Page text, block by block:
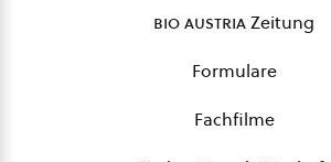
bio austriaZeitung
Formulare
Fachfilme